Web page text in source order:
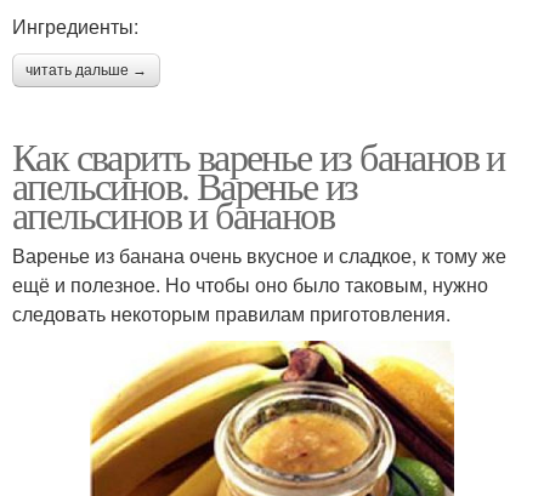
Ингредиенты:
читать дальше →
Как сварить варенье из бананов и
апельсинов. Варенье из
апельсинов и бананов
Варенье из банана очень вкусное и сладкое, к тому же
ещё и полезное. Но чтобы оно было таковым, нужно
следовать некоторым правилам приготовления.